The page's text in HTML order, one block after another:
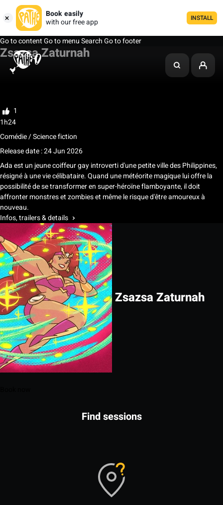
Book easily
with our free app
INSTALL
Go to contentGo to menuSearchGo to footer
Zsazsa Zaturnah
My list
1
1h24
Comédie / Science fiction
Release date : 24 Jun 2026
Ada est un jeune coiffeur gay introverti d'une petite ville des Philippines,
résigné à une vie célibataire. Quand une météorite magique lui offre la
possibilité de se transformer en super-héroïne flamboyante, il doit
affronter monstres et zombies et même le risque d'être amoureux à
nouveau.
Infos, trailers & details
Zsazsa Zaturnah
Find sessions